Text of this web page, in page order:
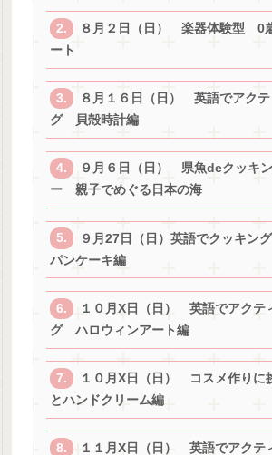
８月２日（日） 楽器体験型 0
ート
８月１６日（日） 英語でアクテ
グ 貝殻時計編
９月６日（日） 県魚deクッキ
ー 親子でめぐる日本の海
９月27日（日）英語でクッキン
パンケーキ編
１０月X日（日） 英語でアクテ
グ ハロウィンアート編
１０月X日（日） コスメ作り
とハンドクリーム編
１１月X日（日） 英語でアクテ